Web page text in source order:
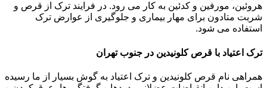
هروئین، مورفین و کدئین به کار می رود. در فرایند ترک از قرص و
شربت متادون برای مهار بیماری و جلوگیری از عوارض ترک
استفاده می شود.
ترک اعتیاد با قرص کلونیدین در جنوب تهران
همراهی نام قرص کلونیدین و ترک اعتیاد به گوش بسیار از ما رسیده